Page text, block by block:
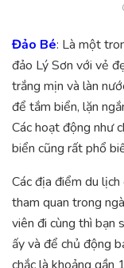
Đảo Bé: Là một
đảo Lý Sơn với vẻ
trắng mịn và làn
để tắm biển, lặn
Các hoạt động như
biển cũng rất phổ
Các địa điểm du
tham quan trong
viên đi cùng thì bạn
ấy và để chủ động